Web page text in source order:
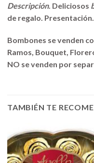
Descripción. Deliciosos
de regalo. Presentación.
Bombones se venden
Ramos, Bouquet,
NO se venden por
TAMBIÉN TE